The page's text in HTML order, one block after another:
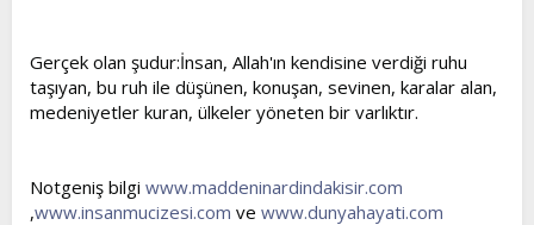
Gerçek olan şudur:İnsan, Allah'ın kendisine verdiği ruhu
taşıyan, bu ruh ile düşünen, konuşan, sevinen, karalar alan,
medeniyetler kuran, ülkeler yöneten bir varlıktır.
Notgeniş bilgi www.maddeninardindakisir.com
,www.insanmucizesi.com ve www.dunyahayati.com